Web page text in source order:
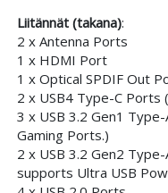
Liitännät (takana):
2 x Antenna Ports
1 x HDMI Port
1 x Optical SPDIF Out
2 x USB4 Type-C Ports
3 x USB 3.2 Gen1
Gaming Ports.)
2 x USB 3.2 Gen2
supports Ultra USB